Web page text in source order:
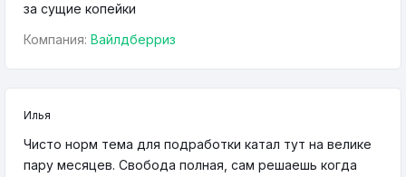
за сущие копейки
Компания: Вайлдберриз
Илья
Чисто норм тема для подработки катал тут на велике
пару месяцев. Свобода полная, сам решаешь когда